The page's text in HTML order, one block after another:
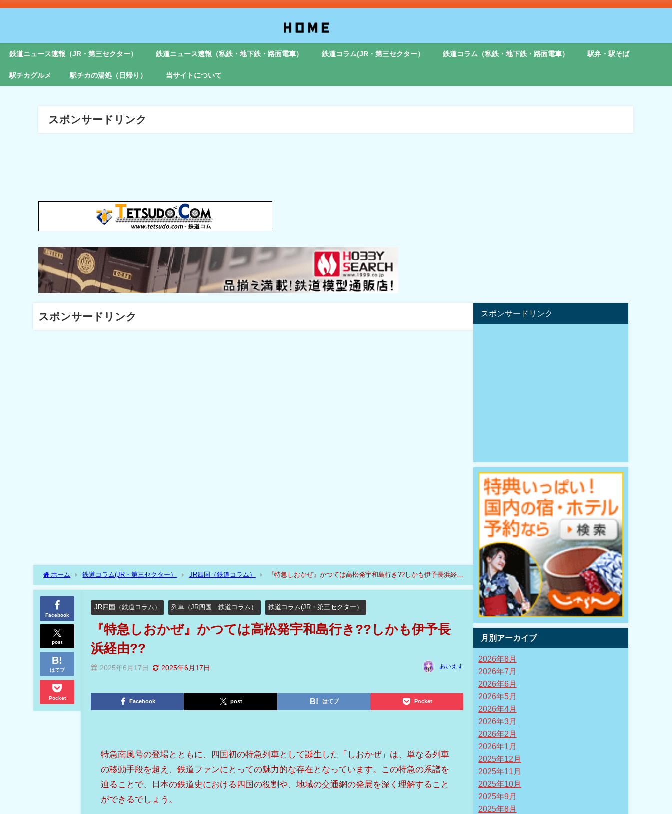
鉄道ニュース速報（JR・第三セクター） 鉄道ニュース速報（私鉄・地下鉄・路面電車） 鉄道コラム(JR・第三セクター） 鉄道コラム（私鉄・地下鉄・路面電車） 駅弁・駅そば
駅チカグルメ 駅チカの湯処（日帰り） 当サイトについて
スポンサードリンク
スポンサードリンク
ホーム 鉄道コラム(JR・第三セクター） JR四国（鉄道コラム）
『特急しおかぜ』かつては高松発宇和島行き??しかも伊予長浜経
由??
Facebook
post
はてブ
Pocket
JR四国（鉄道コラム） 列車（JR四国 鉄道コラム） 鉄道コラム(JR・第三セクター）
『特急しおかぜ』かつては高松発宇和島行き??しかも伊予長
浜経由??
2025年6月17日 2025年6月17日 あいえす
Facebook post はてブ Pocket
特急南風号の登場とともに、四国初の特急列車として誕生した「しおかぜ」は、単なる列車
の移動手段を超え、鉄道ファンにとっての魅力的な存在となっています。この特急の系譜を
辿ることで、日本の鉄道史における四国の役割や、地域の交通網の発展を深く理解すること
ができるでしょう。
スポンサードリンク
月別アーカイブ
2026年8月
2026年7月
2026年6月
2026年5月
2026年4月
2026年3月
2026年2月
2026年1月
2025年12月
2025年11月
2025年10月
2025年9月
2025年8月